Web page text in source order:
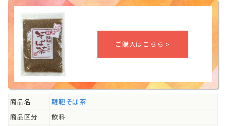
商品名
韃靼そば茶
商品区分
飲料